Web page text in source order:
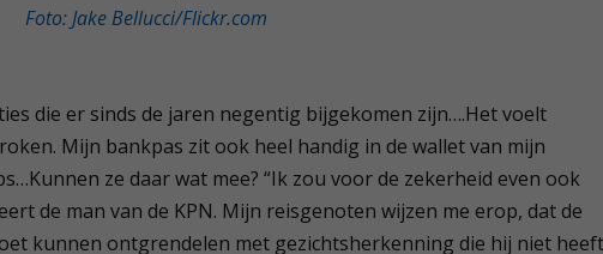
Foto: Jake Bellucci/Flickr.com
die er sinds de jaren negentig bijgekomen zijn….Het voelt
Mijn bankpas zit ook heel handig in de wallet van mijn
ze daar wat mee? “Ik zou voor de zekerheid even ook
de man van de KPN. Mijn reisgenoten wijzen me erop, dat de
kunnen ontgrendelen met gezichtsherkenning die hij niet